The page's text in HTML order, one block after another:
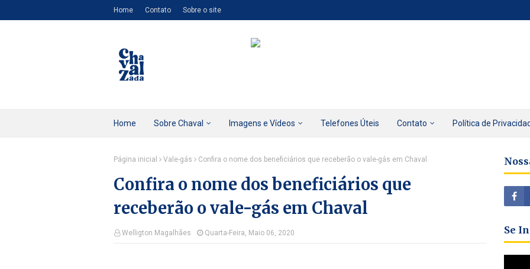
Home Contato Sobre o site
Home Sobre Chaval Imagens e Vídeos Telefones Úteis Contato Política de
Página inicial Vale-gás Confira o nome dos beneficiários que receberão o vale-gás em Chaval
Confira o nome dos beneficiários que
receberão o vale-gás em Chaval
Welligton Magalhães Quarta-Feira, Maio 06, 2020 Se